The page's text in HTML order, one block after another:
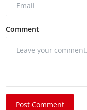
Comment
Post Comment